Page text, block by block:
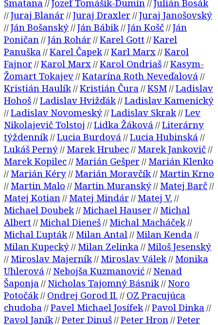
Smatana //Jozef Tomášik-Dumín //Julián Bosák
//Juraj Blanár//Juraj Draxler//Juraj Janošovský
//Ján Bošanský//Ján Bábik//Ján Košč//Ján
Poničan //Ján Rohár//Karel Gott //Karel
Panuška //Karel Čapek//Karl Marx //Karol
Fajnor//Karol Marx //Karol Ondriaš//Kasym-
Žomart Tokajev//Katarína Roth Neveďalová //
Kristián Haulík//Kristián Čura //KSM//Ladislav
Hohoš//Ladislav Hvižďák//Ladislav Kamenický
//Ladislav Novomeský//Ladislav Skrak//Lev
Nikolajevič Tolstoj //Lidka Žáková //Literárny
týždenník//Lucia Burdová //Lucia Hubinská //
Lukáš Perný// Marek Hrubec// Marek Jankovič//
Marek Kopilec// Marián Gešper// Marián Klenko
// Marián Kéry// Marián Moravčík// Martin Krno
// Martin Malo // Martin Muranský// Matej Barč//
Matej Kotian // Matej Mindár// Matej V. //
Michael Doubek// Michael Hauser// Michal
Albert // Michal Dieneš// Michal Macháček//
Michal Ľupták// Milan Antal // Milan Kenda //
Milan Kupecký// Milan Zelinka // Miloš Jesenský
// Miroslav Majerník// Miroslav Válek// Monika
Uhlerová // Nebojša Kuzmanović// Nenad
Šaponja // Nicholas Tajomný Básnik// Noro
Potočák// Ondrej Gorod II. // OZ Pracujúca
chudoba //Pavel Michael Josífek//Pavol Dinka //
Pavol Janík//Peter Dinuš//Peter Hron //Peter